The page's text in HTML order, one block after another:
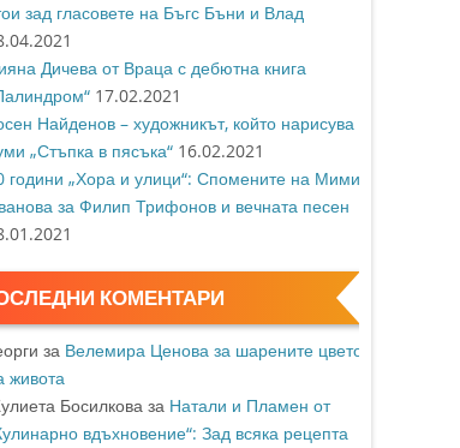
зад гласовете на Бъгс Бъни и Влад
Дичева от Враца с дебютна книга
17.02.2021
Найденов – художникът, който нарисува с
„Стъпка в пясъка“ 16.02.2021
години „Хора и улици“: Спомените на Мими
за Филип Трифонов и вечната песен
КОМЕНТАРИ
за Велемира Ценова за шарените цветове
живота
Босилковаза Натали и Пламен от
вдъхновение“: Зад всяка рецепта